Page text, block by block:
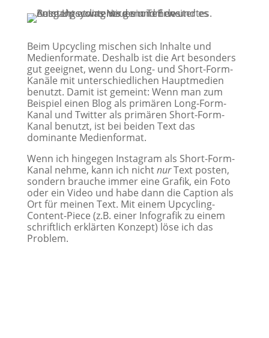
Beim Upcycling mischen sich Inhalte und
Medienformate. Deshalb ist die Art besonders
gut geeignet, wenn du Long- und Short-Form-
Kanäle mit unterschiedlichen Hauptmedien
benutzt. Damit ist gemeint: Wenn man zum
Beispiel einen Blog als primären Long-Form-
Kanal und Twitter als primären Short-Form-
Kanal benutzt, ist bei beiden Text das
dominante Medienformat.
Wenn ich hingegen Instagram als Short-Form-
Kanal nehme, kann ich nichtnurText posten,
sondern brauche immer eine Grafik, ein Foto
oder ein Video und habe dann die Caption als
Ort für meinen Text. Mit einem Upcycling-
Content-Piece (z.B. einer Infografik zu einem
schriftlich erklärten Konzept) löse ich das
Problem.